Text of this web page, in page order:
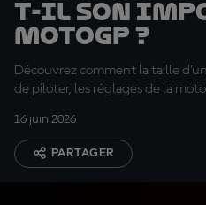
t-il son
MotoGP ?
Découvrez comment la taille
de piloter, les réglages de la
16 juin 2026
PARTAGER